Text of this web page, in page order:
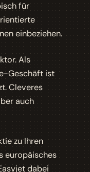
für
einbeziehen.
Als
Geschäft ist
Cleveres
auch
zu Ihren
europäisches
dabei